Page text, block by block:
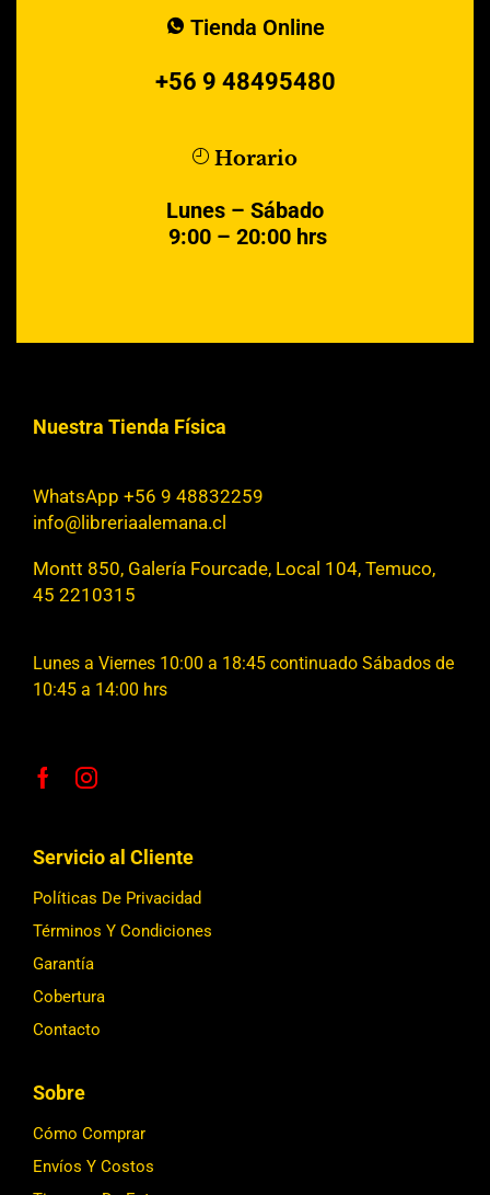
Tienda Online
+56 9 48495480
Horario
Lunes – Sábado
9:00 – 20:00 hrs
Nuestra Tienda Física
WhatsApp +56 9 48832259
info@libreriaalemana.cl
Montt 850, Galería Fourcade, Local 104, Temuco,
45 2210315
Lunes a Viernes 10:00 a 18:45 continuado Sábados de
10:45 a 14:00 hrs
Servicio al Cliente
Políticas De Privacidad
Términos Y Condiciones
Garantía
Cobertura
Contacto
Sobre
Cómo Comprar
Envíos Y Costos